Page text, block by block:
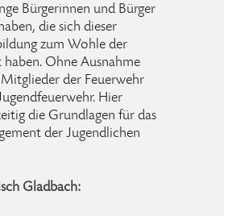
Bürgerinnen und Bürger
die sich dieser
zum Wohle der
Ohne Ausnahme
der Feuerwehr
Hier
die Grundlagen für das
der Jugendlichen
Gladbach: